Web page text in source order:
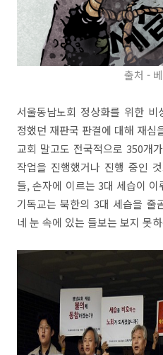
출처 -
서울동남노회 정상화를 위한
정했던 재판국 판결에 대해 재심
교회 말고도 전국적으로 350개
작업을 진행했거나 진행 중인
들, 손자에 이르는 3대 세습이
기독교는 북한의 3대 세습을 줄
네 눈 속에 있는 들보는 보지 못